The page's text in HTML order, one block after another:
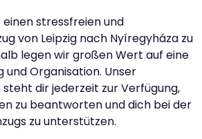
einen stressfreien und
von Leipzig nach Nyíregyháza zu
legen wir großen Wert auf eine
und Organisation. Unser
dir jederzeit zur Verfügung,
zu beantworten und dich bei der
zu unterstützen.